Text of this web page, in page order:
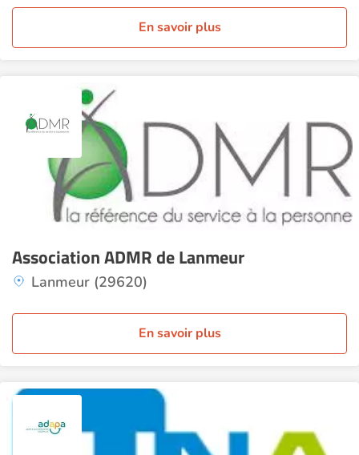
En savoir plus
Association ADMR de Lanmeur
Lanmeur (29620)
En savoir plus